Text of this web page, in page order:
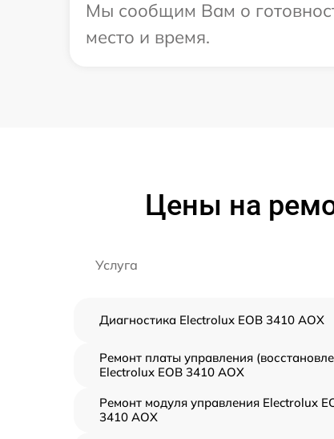
Мы сообщим Вам о
место и время.
Цены на
Услуга
Диагностика Electrolux EOB 3410 AOX
Ремонт платы управления
Electrolux EOB 3410 AOX
Ремонт модуля управления Electrolux
3410 AOX